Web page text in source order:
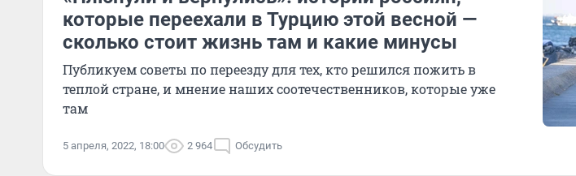
которые переехали в Турцию этой весной —
сколько стоит жизнь там и какие минусы
Публикуем советы по переезду для тех, кто решился пожить в
теплой стране, и мнение наших соотечественников, которые уже
там
5 апреля, 2022, 18:00 2 964 Обсудить